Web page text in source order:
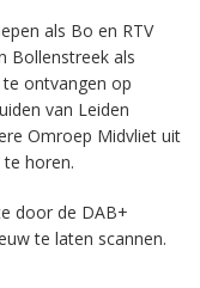
als Bo en RTV
Bollenstreek als
ontvangen op
van Leiden
Omroep Midvliet uit
horen.
door de DAB+
te laten scannen.